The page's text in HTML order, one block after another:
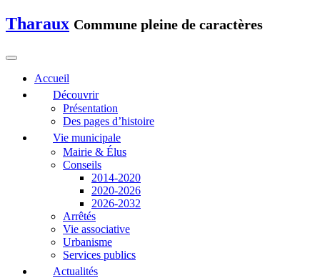
Tharaux Commune pleine de caractères
Accueil
Découvrir
Présentation
Des pages d’histoire
Vie municipale
Mairie & Élus
Conseils
2014-2020
2020-2026
2026-2032
Arrêtés
Vie associative
Urbanisme
Services publics
Actualités